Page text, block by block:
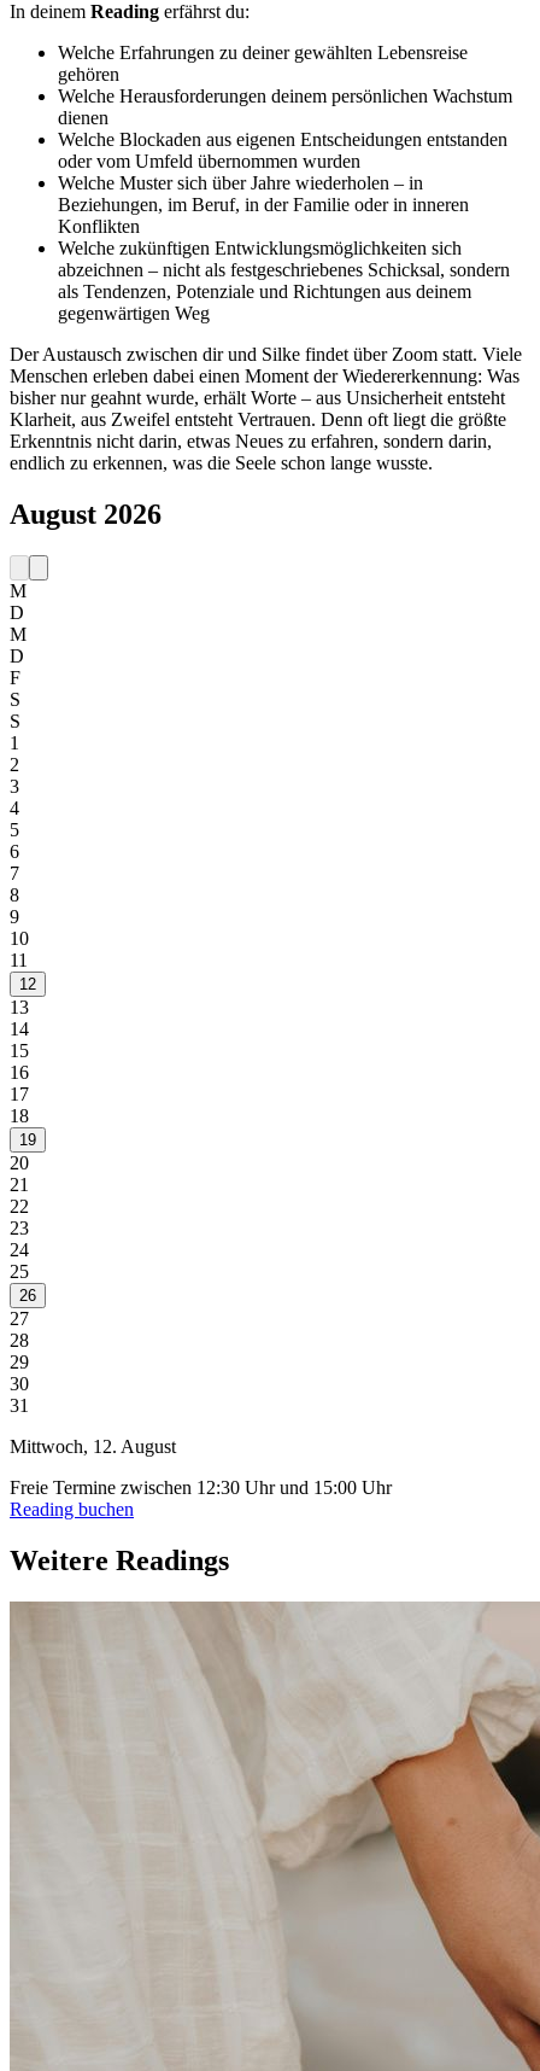
In deinem Reading erfährst du:
Welche Erfahrungen zu deiner gewählten Lebensreise
gehören
Welche Herausforderungen deinem persönlichen Wachstum
dienen
Welche Blockaden aus eigenen Entscheidungen entstanden
oder vom Umfeld übernommen wurden
Welche Muster sich über Jahre wiederholen – in
Beziehungen, im Beruf, in der Familie oder in inneren
Konflikten
Welche zukünftigen Entwicklungsmöglichkeiten sich
abzeichnen – nicht als festgeschriebenes Schicksal, sondern
als Tendenzen, Potenziale und Richtungen aus deinem
gegenwärtigen Weg
Der Austausch zwischen dir und Silke findet über Zoom statt. Viele
Menschen erleben dabei einen Moment der Wiedererkennung: Was
bisher nur geahnt wurde, erhält Worte – aus Unsicherheit entsteht
Klarheit, aus Zweifel entsteht Vertrauen. Denn oft liegt die größte
Erkenntnis nicht darin, etwas Neues zu erfahren, sondern darin,
endlich zu erkennen, was die Seele schon lange wusste.
August 2026
M
D
M
D
F
S
S
1
2
3
4
5
6
7
8
9
10
11
12
13
14
15
16
17
18
19
20
21
22
23
24
25
26
27
28
29
30
31
Mittwoch, 12. August
Freie Termine zwischen 12:30 Uhrund 15:00 Uhr
Reading buchen
Weitere Readings